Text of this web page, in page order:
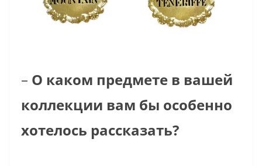
– О каком предмете в вашей
коллекции вам бы особенно
хотелось рассказать?